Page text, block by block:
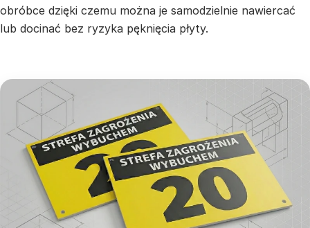
obróbce dzięki czemu można je samodzielnie nawiercać
lub docinać bez ryzyka pęknięcia płyty.